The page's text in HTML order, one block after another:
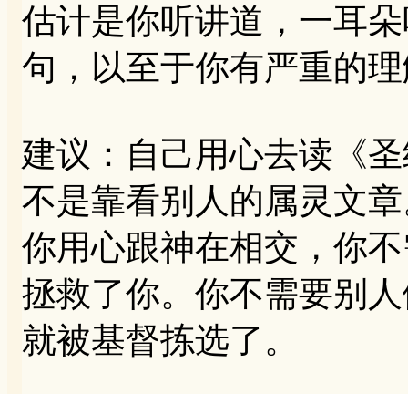
估计是你听讲道，一耳
句，以至于你有严重的
建议：自己用心去读《
不是靠看别人的属灵文
你用心跟神在相交，你
拯救了你。你不需要别
就被基督拣选了。